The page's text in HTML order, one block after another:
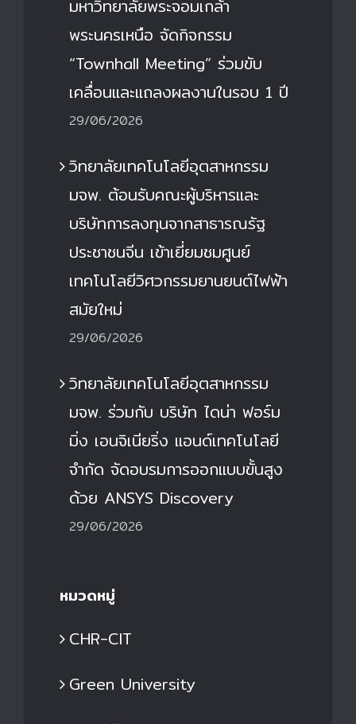
มหาวิทยาลัยพระจอมเกล้า
พระนครเหนือ จัดกิจกรรม
“Townhall Meeting” ร่วมขับ
เคลื่อนและแถลงผลงานในรอบ 1 ปี
29/06/2026
วิทยาลัยเทคโนโลยีอุตสาหกรรม
มจพ. ต้อนรับคณะผู้บริหารและ
บริษัทการลงทุนจากสาธารณรัฐ
ประชาชนจีน เข้าเยี่ยมชมศูนย์
เทคโนโลยีวิศวกรรมยานยนต์ไฟฟ้า
สมัยใหม่
29/06/2026
วิทยาลัยเทคโนโลยีอุตสาหกรรม
มจพ. ร่วมกับ บริษัท ไดน่า ฟอร์ม
มิ่ง เอนจิเนียริ่ง แอนด์เทคโนโลยี
จำกัด จัดอบรมการออกแบบขั้นสูง
ด้วย ANSYS Discovery
29/06/2026
หมวดหมู่
CHR-CIT
Green University